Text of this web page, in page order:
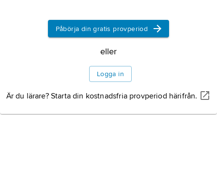
Påbörja din gratis provperiod
eller
Logga in
Är du lärare? Starta din kostnadsfria provperiod härifrån.